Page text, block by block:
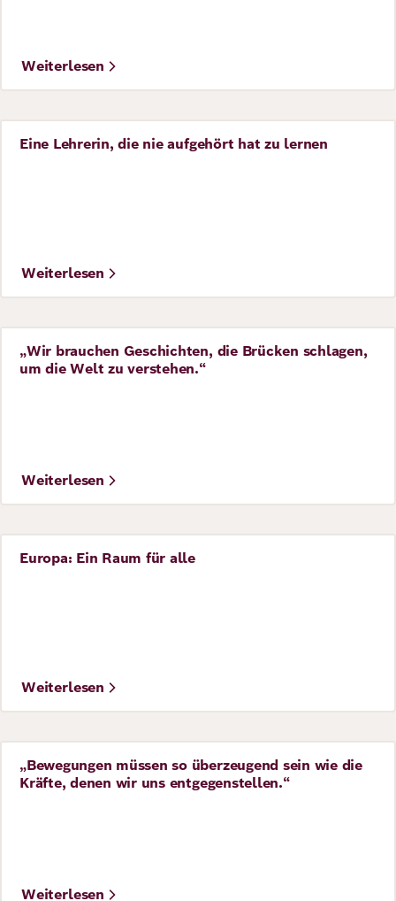
Weiterlesen
Story
Eine Lehrerin, die nie aufgehört hat zu lernen
Weiterlesen
Interview
„Wir brauchen Geschichten, die Brücken schlagen,
um die Welt zu verstehen.“
Weiterlesen
Story
Europa: Ein Raum für alle
Weiterlesen
Interview
„Bewegungen müssen so überzeugend sein wie die
Kräfte, denen wir uns entgegenstellen.“
Weiterlesen